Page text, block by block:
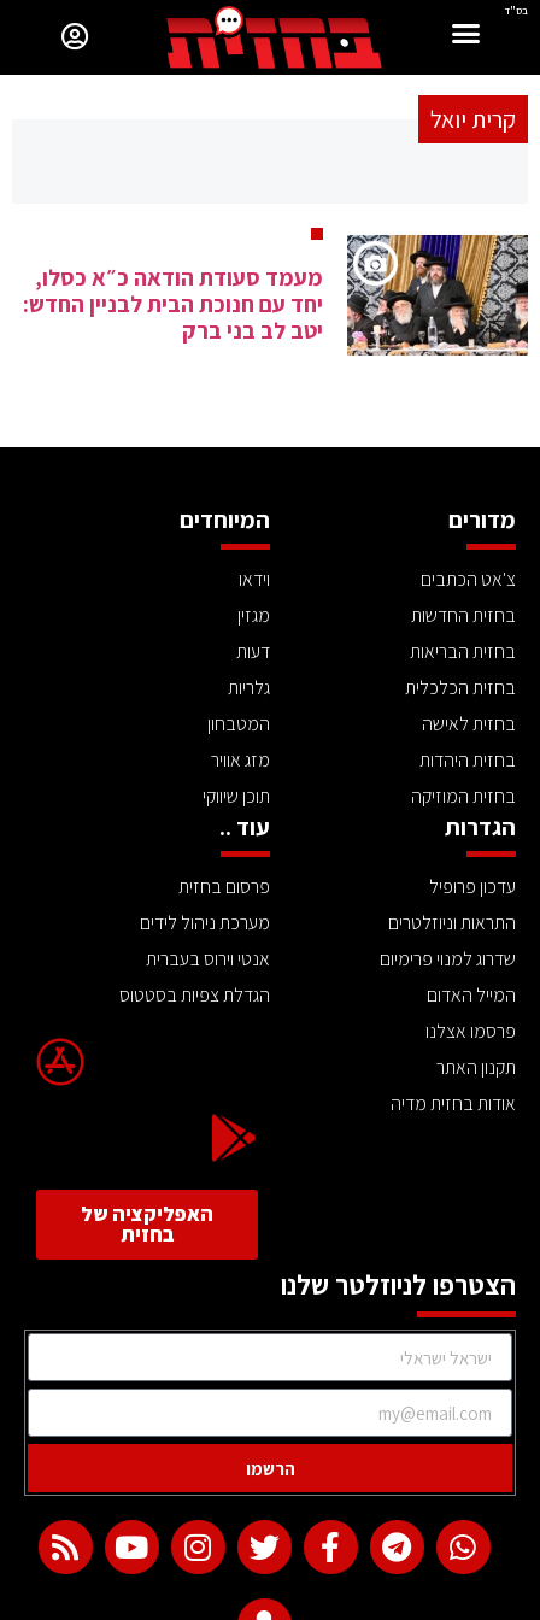
בס"ד
קרית יואל
מעמד סעודת הודאה כ״א כסלו,
יחד עם חנוכת הבית לבניין החדש:
יטב לב בני ברק
מדורים
צ'אט הכתבים
בחזית החדשות
בחזית הבריאות
בחזית הכלכלית
בחזית לאישה
בחזית היהדות
בחזית המוזיקה
המיוחדים
וידאו
מגזין
דעות
גלריות
המטבחון
מזג אוויר
תוכן שיווקי
הגדרות
עדכון פרופיל
התראות וניוזלטרים
שדרוג למנוי פרימיום
המייל האדום
פרסמו אצלנו
תקנון האתר
אודות בחזית מדיה
עוד ..
פרסום בחזית
מערכת ניהול לידים
אנטי וירוס בעברית
הגדלת צפיות בסטטוס
האפליקציה של
בחזית
הצטרפו לניוזלטר שלנו
הרשמו